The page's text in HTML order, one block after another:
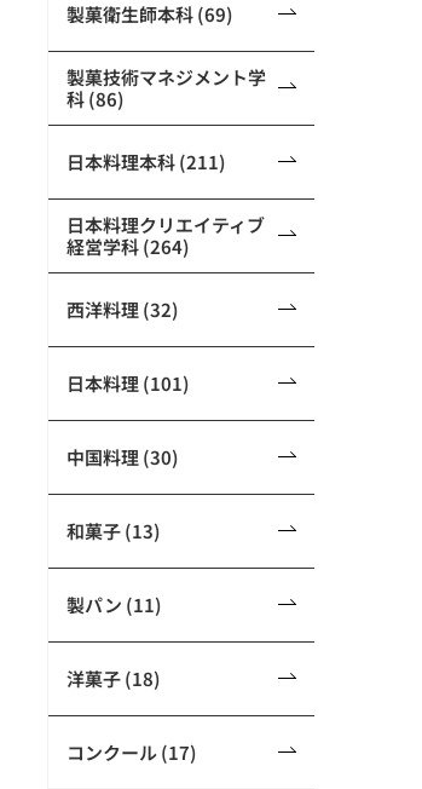
製菓衛生師本科 (69)
製菓技術マネジメント学
科 (86)
日本料理本科 (211)
日本料理クリエイティブ
経営学科 (264)
西洋料理 (32)
日本料理 (101)
中国料理 (30)
和菓子 (13)
製パン (11)
洋菓子 (18)
コンクール (17)